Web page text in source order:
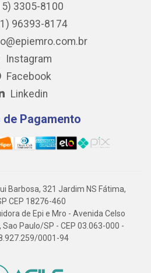
3305-8100
96393-8174
Instagram
Facebook
Linkedin
de Pagamento
Barbosa, 321 Jardim NS Fátima,
CEP 18276-460
de Epi e Mro - Avenida Celso
Paulo/SP - CEP 03.063-000 -
0001-94